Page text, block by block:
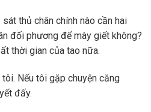
thủ chân chính nào cần hai
đối phương để mày giết không?
thời gian của tao nữa.
Nếu tôi gặp chuyện căng
đấy.